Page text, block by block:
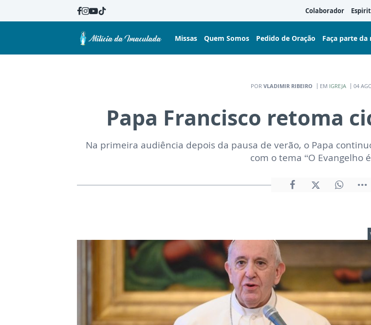
Colaborador
Missas Quem Somos Pedido de Oração Faça parte da
POR VLADIMIR RIBEIRO EM IGREJA 04
Papa Francisco retoma
Na primeira audiência depois da pausa de verão, o Papa
com o tema “O Evangelho